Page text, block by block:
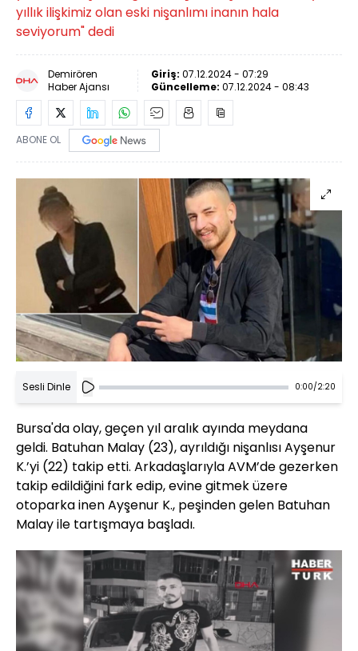
yıllık ilişkimiz olan eski nişanlımı inanın hala
seviyorum" dedi
Demirören
Haber Ajansı
Giriş: 07.12.2024 - 07:29
Güncelleme: 07.12.2024 - 08:43
ABONE OL
Sesli Dinle 0:00/2:20
Bursa'da olay, geçen yıl aralık ayında meydana
geldi. Batuhan Malay (23), ayrıldığı nişanlısı Ayşenur
K.’yi (22) takip etti. Arkadaşlarıyla AVM’de gezerken
takip edildiğini fark edip, evine gitmek üzere
otoparka inen Ayşenur K., peşinden gelen Batuhan
Malay ile tartışmaya başladı.